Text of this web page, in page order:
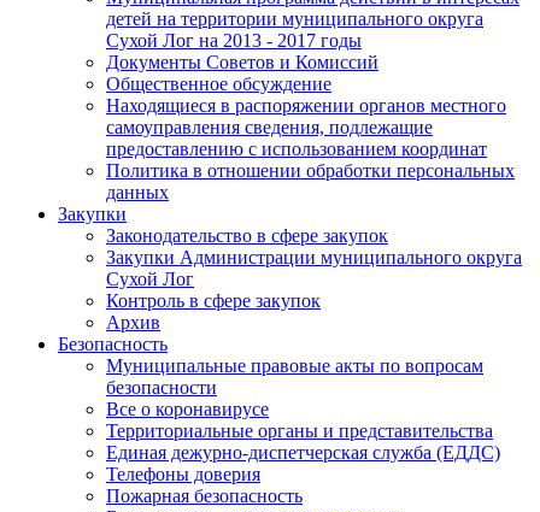
детей на территории муниципального округа
Сухой Лог на 2013 - 2017 годы
Документы Советов и Комиссий
Общественное обсуждение
Находящиеся в распоряжении органов местного
самоуправления сведения, подлежащие
предоставлению с использованием координат
Политика в отношении обработки персональных
данных
Закупки
Законодательство в сфере закупок
Закупки Администрации муниципального округа
Сухой Лог
Контроль в сфере закупок
Архив
Безопасность
Муниципальные правовые акты по вопросам
безопасности
Все о коронавирусе
Территориальные органы и представительства
Единая дежурно-диспетчерская служба (ЕДДС)
Телефоны доверия
Пожарная безопасность